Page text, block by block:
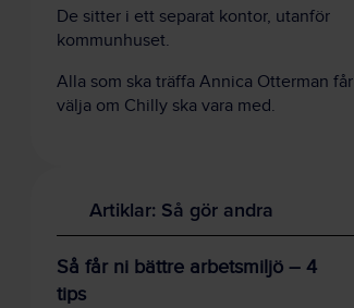
De sitter i ett separat kontor, utanför
kommunhuset.
Alla som ska träffa Annica Otterman får
välja om Chilly ska vara med.
Artiklar: Så gör andra
Så får ni bättre arbetsmiljö – 4
tips